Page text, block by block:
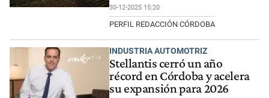
30-12-2025 15:20
PERFIL REDACCIÓN CÓRDOBA
INDUSTRIA AUTOMOTRIZ
Stellantis cerró un año
récord en Córdoba y acelera
su expansión para 2026